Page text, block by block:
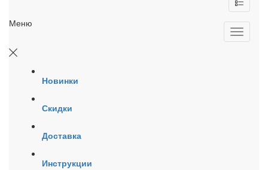
Меню
Новинки
Скидки
Доставка
Инструкции